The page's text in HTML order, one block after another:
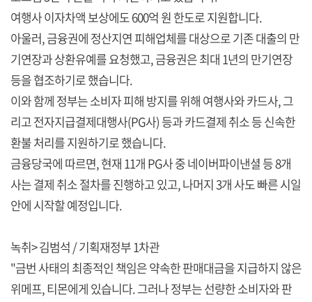
여행사 이자차액 보상에도 600억 원 한도로 지원합니다.
아울러, 금융권에 정산지연 피해업체를 대상으로 기존 대출의 만
기연장과 상환유예를 요청했고, 금융권은 최대 1년의 만기연장
등을 협조하기로 했습니다.
이와 함께 정부는 소비자 피해 방지를 위해 여행사와 카드사, 그
리고 전자지급결제대행사(PG사) 등과 카드결제 취소 등 신속한
환불 처리를 지원하기로 했습니다.
금융당국에 따르면, 현재 11개 PG사 중 네이버파이낸셜 등 8개
사는 결제 취소 절차를 진행하고 있고, 나머지 3개 사도 빠른 시일
안에 시작할 예정입니다.
녹취> 김범석 / 기획재정부 1차관
"금번 사태의 최종적인 책임은 약속한 판매대금을 지급하지 않은
위메프, 티몬에게 있습니다. 그러나 정부는 선량한 소비자와 판